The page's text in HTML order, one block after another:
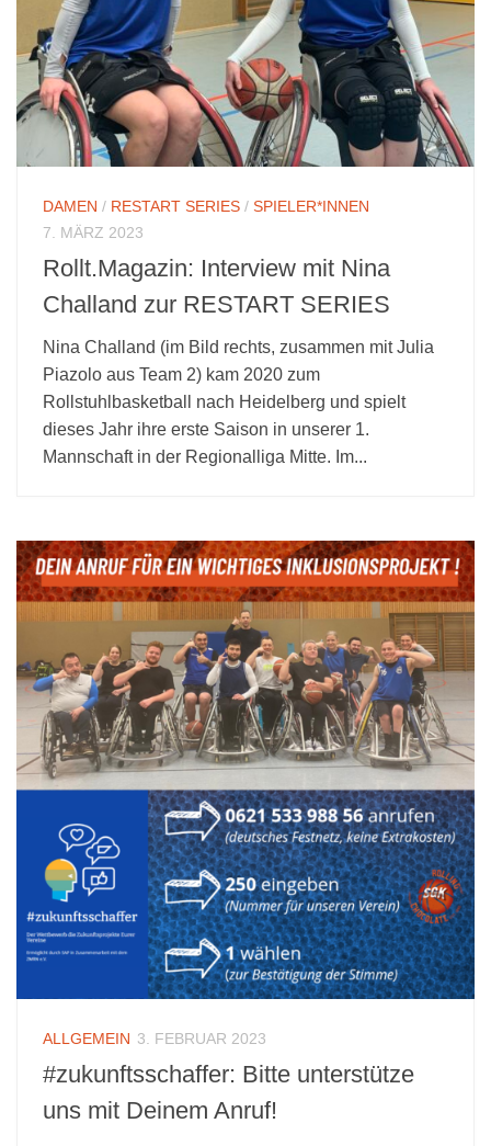
DAMEN / RESTART SERIES / SPIELER*INNEN
7. MÄRZ 2023
Rollt.Magazin: Interview mit Nina
Challand zur RESTART SERIES
Nina Challand (im Bild rechts, zusammen mit Julia
Piazolo aus Team 2) kam 2020 zum
Rollstuhlbasketball nach Heidelberg und spielt
dieses Jahr ihre erste Saison in unserer 1.
Mannschaft in der Regionalliga Mitte. Im...
ALLGEMEIN 3. FEBRUAR 2023
#zukunftsschaffer: Bitte unterstütze
uns mit Deinem Anruf!